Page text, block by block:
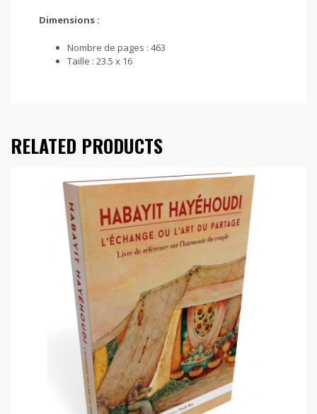
Dimensions :
Nombre de pages : 463
Taille : 23.5 x 16
RELATED PRODUCTS